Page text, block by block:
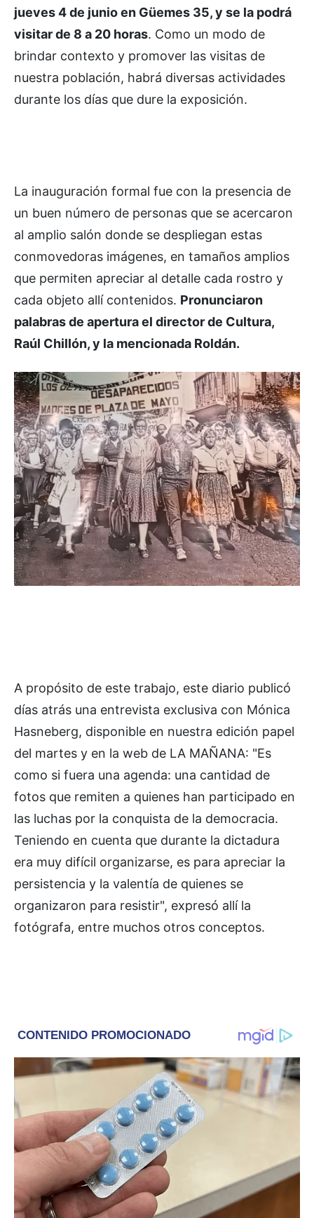
jueves 4 de junio en Güemes 35, y se la podrá
visitar de 8 a 20 horas. Como un modo de
brindar contexto y promover las visitas de
nuestra población, habrá diversas actividades
durante los días que dure la exposición.
La inauguración formal fue con la presencia de
un buen número de personas que se acercaron
al amplio salón donde se despliegan estas
conmovedoras imágenes, en tamaños amplios
que permiten apreciar al detalle cada rostro y
cada objeto allí contenidos. Pronunciaron
palabras de apertura el director de Cultura,
Raúl Chillón, y la mencionada Roldán.
A propósito de este trabajo, este diario publicó
días atrás una entrevista exclusiva con Mónica
Hasneberg, disponible en nuestra edición papel
del martes y en la web de LA MAÑANA: "Es
como si fuera una agenda: una cantidad de
fotos que remiten a quienes han participado en
las luchas por la conquista de la democracia.
Teniendo en cuenta que durante la dictadura
era muy difícil organizarse, es para apreciar la
persistencia y la valentía de quienes se
organizaron para resistir", expresó allí la
fotógrafa, entre muchos otros conceptos.